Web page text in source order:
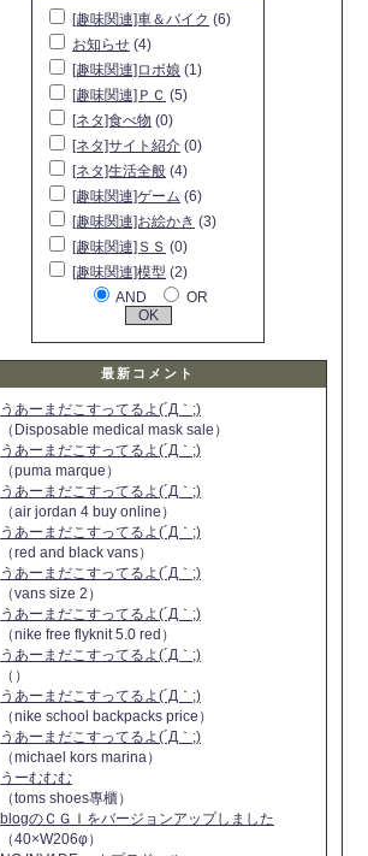
[趣味関連]車＆バイク (6)
お知らせ (4)
[趣味関連]ロボ娘 (1)
[趣味関連]ＰＣ (5)
[ネタ]食べ物 (0)
[ネタ]サイト紹介 (0)
[ネタ]生活全般 (4)
[趣味関連]ゲーム (6)
[趣味関連]お絵かき (3)
[趣味関連]ＳＳ (0)
[趣味関連]模型 (2)
AND
OR
最新コメント
うあーまだこすってるよ(´Д｀;)
（Disposable medical mask sale）
うあーまだこすってるよ(´Д｀;)
（puma marque）
うあーまだこすってるよ(´Д｀;)
（air jordan 4 buy online）
うあーまだこすってるよ(´Д｀;)
（red and black vans）
うあーまだこすってるよ(´Д｀;)
（vans size 2）
うあーまだこすってるよ(´Д｀;)
（nike free flyknit 5.0 red）
うあーまだこすってるよ(´Д｀;)
（）
うあーまだこすってるよ(´Д｀;)
（nike school backpacks price）
うあーまだこすってるよ(´Д｀;)
（michael kors marina）
うーむむむ
（toms shoes專櫃）
blogのＣＧＩをバージョンアップしました
（40×W206φ）